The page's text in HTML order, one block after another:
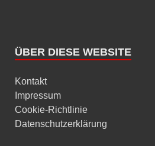
ÜBER DIESE WEBSITE
Kontakt
Impressum
Cookie-Richtlinie
Datenschutzerklärung